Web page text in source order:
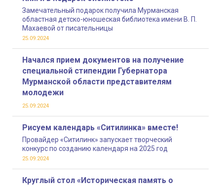
Замечательный подарок получила Мурманская
областная детско-юношеская библиотека имени В. П.
Махаевой от писательницы
25.09.2024
Начался прием документов на получение
специальной стипендии Губернатора
Мурманской области представителям
молодежи
25.09.2024
Рисуем календарь «Ситилинка» вместе!
Провайдер «Ситилинк» запускает творческий
конкурс по созданию календаря на 2025 год
25.09.2024
Круглый стол «Историческая память о